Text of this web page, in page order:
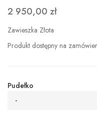
2 950,00 zł
Zawieszka Złota
Produkt dostępny na
Pudełko
-